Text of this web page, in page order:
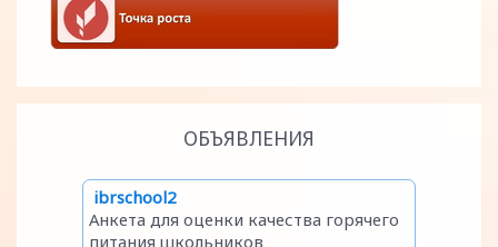
ОБЪЯВЛЕНИЯ